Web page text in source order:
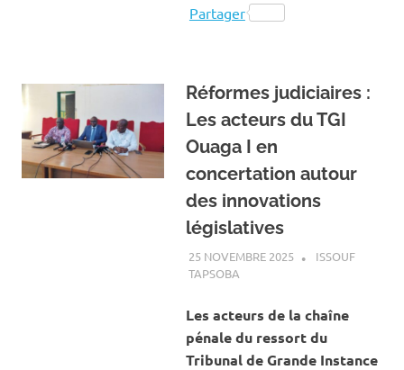
Partager
Réformes judiciaires :
Les acteurs du TGI
Ouaga I en
concertation autour
des innovations
législatives
25 NOVEMBRE 2025
ISSOUF
TAPSOBA
Les acteurs de la chaîne
pénale du ressort du
Tribunal de Grande Instance